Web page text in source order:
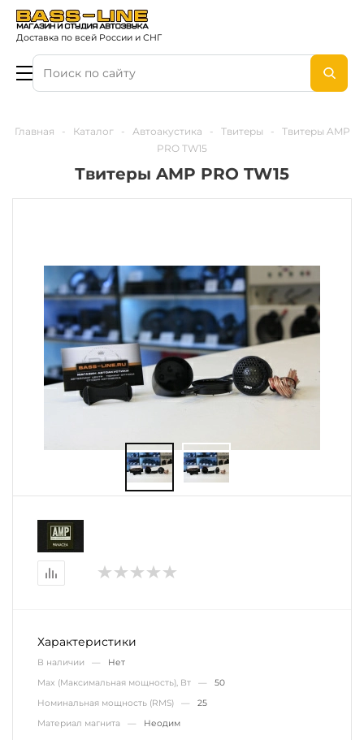
Доставка по всей России и СНГ
Главная - Каталог - Автоакустика - Твитеры -
Твитеры AMP
PRO TW15
Твитеры AMP PRO TW15
Характеристики
В наличии — Нет
Max (Максимальная мощность), Вт — 50
Номинальная мощность (RMS) — 25
Материал магнита — Неодим